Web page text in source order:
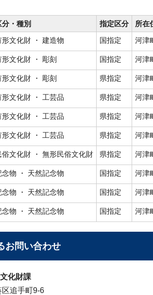
分・種別 指定区分
所在
形文化財 ・ 建造物 国指定 河津
形文化財 ・ 彫刻 国指定 河津
形文化財 ・ 彫刻 県指定 河津
形文化財 ・ 工芸品 県指定 河津
形文化財 ・ 工芸品 県指定 河津
形文化財 ・ 工芸品 県指定 河津
俗文化財 ・ 無形民俗文化財 県指定 河津
念物 ・ 天然記念物 国指定 河津
念物 ・ 天然記念物 国指定 河津
念物 ・ 天然記念物 国指定 河津
お問い合わせ
化財課
追手町9-6